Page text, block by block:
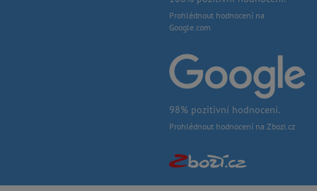
Prohlédnout hodnocení na
Google.com
98% pozitivní hodnocení.
Prohlédnout hodnocení na Zbozi.cz